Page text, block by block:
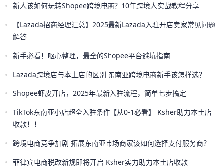
• 新人该如何玩转Shopee跨境电商？10年跨境人实战教程分享
•
【Lazada招商经理汇总】2025最新Lazada入驻开店卖家常见问题
解答
• 新手必看！呕心整理，最全的Shopee平台避坑指南
• Lazada跨境店与本土店的区别 东南亚跨境电商新手该怎样选？
• Shopee虾皮开店，2025年最新入驻流程，简单七步搞定
• TikTok东南亚小店超全入驻条件【从0-1必看】 Ksher助力本土店
收款！！
• 跨境电商竞争加剧 拓展东南亚市场商家该如何选择支付服务商？
• 菲律宾电商税改新规即将开启 Ksher实力助力本土店收款